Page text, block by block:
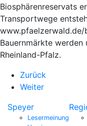
Biosphärenreservats
Transportwege
www.pfaelzerwald.de/
Bauernmärkte
Rheinland-Pfalz.
Zurück
Weiter
Speyer
Lesermeinung